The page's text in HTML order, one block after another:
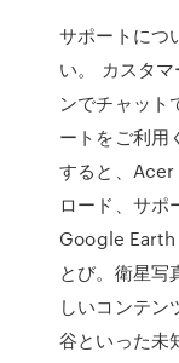
サポートにつ
い。 カスタ
ンでチャット
ートをご利用
すると、Acer
ロード、サポ
Google Earth
とび。衛星写
しいコンテン
谷といった未